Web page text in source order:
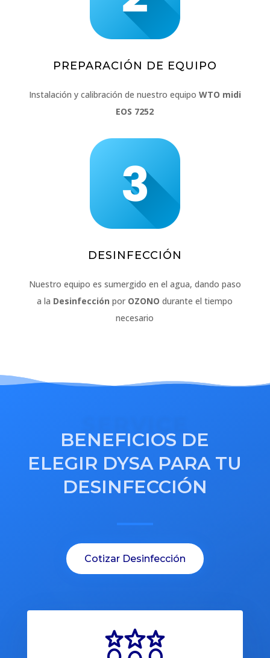
PREPARACIÓN DE EQUIPO
Instalación y calibración de nuestro equipo WTO midi
EOS 7252
DESINFECCIÓN
Nuestro equipo es sumergido en el agua, dando paso
a la Desinfección por OZONO durante el tiempo
necesario
BENEFICIOS DE
ELEGIR DYSA PARA TU
DESINFECCIÓN
Cotizar Desinfección